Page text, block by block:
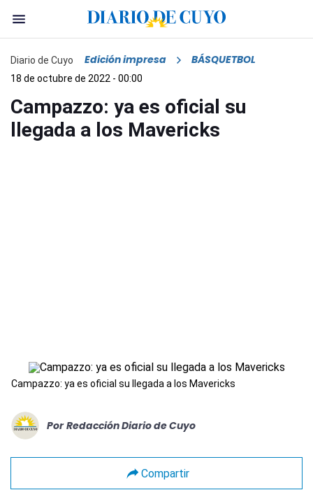
Diario de Cuyo Edición impresa BÁSQUETBOL
18 de octubre de 2022 - 00:00
Campazzo: ya es oficial su
llegada a los Mavericks
Campazzo: ya es oficial su llegada a los Mavericks
Por Redacción Diario de Cuyo
Compartir